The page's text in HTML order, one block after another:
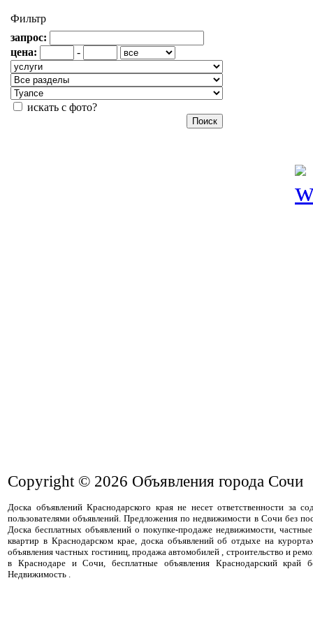
Фильтр
запрос:
цена:
-
искать с фото?
Copyright © 2026 Объявления города Сочи
Доска объявлений Краснодарского края не несет ответственности за
пользователями объявлений. Предложения по недвижимости в Сочи без
Доска бесплатных объявлений о покупке-продаже недвижимости,
квартир в Краснодарском крае, доска объявлений об отдыхе на
объявления частных гостиниц, продажа автомобилей , строительство и
в Краснодаре и Сочи, бесплатные объявления Краснодарский край
Недвижимость .